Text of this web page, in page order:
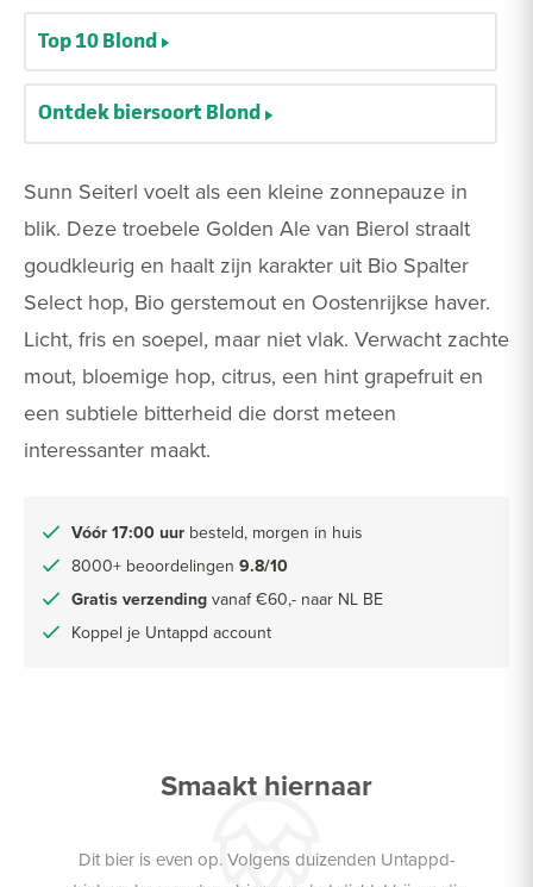
Sunn Seiterl voelt als een kleine zonnepauze in
blik. Deze troebele Golden Ale van Bierol straalt
goudkleurig en haalt zijn karakter uit Bio Spalter
Select hop, Bio gerstemout en Oostenrijkse haver.
Licht, fris en soepel, maar niet vlak. Verwacht zachte
mout, bloemige hop, citrus, een hint grapefruit en
een subtiele bitterheid die dorst meteen
interessanter maakt.
Vóór 17:00 uur besteld, morgen in huis
8000+ beoordelingen 9.8/10
Gratis verzending vanaf €60,- naar NL BE
Koppel je Untappd account
Top 10 Blond
Ontdek biersoort Blond
Smaakt hiernaar
Dit bier is even op. Volgens duizenden Untappd-